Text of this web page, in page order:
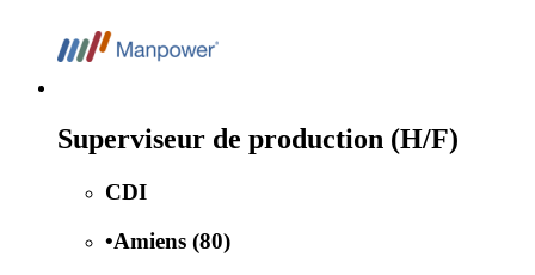
Superviseur de production (H/F)
CDI
•Amiens (80)